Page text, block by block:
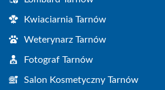
Kwiaciarnia Tarnów
Weterynarz Tarnów
Fotograf Tarnów
Salon Kosmetyczny Tarnów